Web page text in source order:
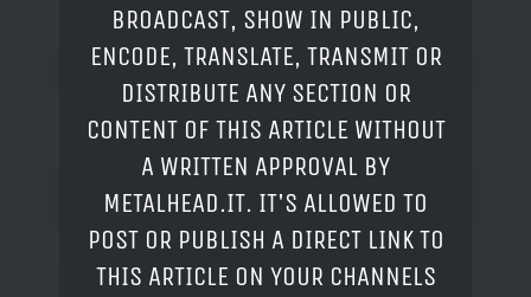
BROADCAST, SHOW IN PUBLIC,
ENCODE, TRANSLATE, TRANSMIT OR
DISTRIBUTE ANY SECTION OR
CONTENT OF THIS ARTICLE WITHOUT
A WRITTEN APPROVAL BY
METALHEAD.IT. IT'S ALLOWED TO
POST OR PUBLISH A DIRECT LINK TO
THIS ARTICLE ON YOUR CHANNELS